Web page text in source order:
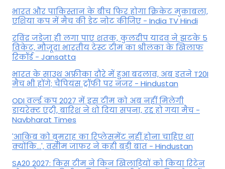
भारत और पाकिस्तान के बीच फिर होगा क्रिकेट मुकाबला,
एशिया कप में मैच की डेट नोट कीजिए - India TV Hindi
रविंद्र जडेजा ही लगा पाए शतक, कुलदीप यादव ने झटके 5
विकेट, मौजूदा भारतीय टेस्ट टीम का श्रीलंका के खिलाफ
रिकॉर्ड - Jansatta
भारत के साउथ अफ्रीका दौरे में हुआ बदलाव, अब इतने T20I
मैच भी होंगे; चैंपियंस ट्रॉफी पर नजर - Hindustan
ODI वर्ल्ड कप 2027 में इस टीम को अब नहीं मिलेगी
डायरेक्ट एंट्री, बारिश ने धो दिया सपना, रद्द हो गया मैच -
Navbharat Times
'आकिब को बुमराह का रिप्लेसमेंट नहीं होना चाहिए था
क्योंकि...', वसीम जाफर ने कही बड़ी बात - Hindustan
SA20 2027: किस टीम ने किन खिलाड़ियों को किया रिटेन